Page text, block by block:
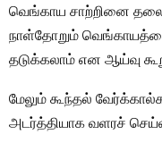
வெங்காய சாற்றினை
நாள்தோறும் வெங்காயத்தை
தடுக்கலாம் என ஆய்வு
மேலும் கூந்தல்
அடர்த்தியாக வளரச்